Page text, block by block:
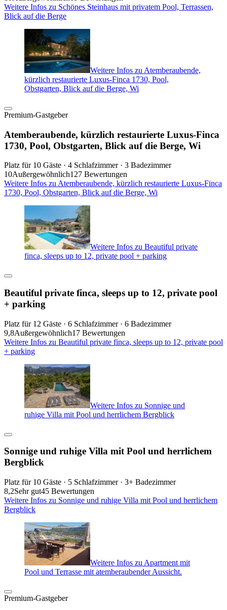
Weitere Infos zu Schönes Steinhaus mit privatem Pool, Terrassen,
Blick auf die Berge
Weitere Infos zu Atemberaubende,
kürzlich restaurierte Luxus-Finca 1730, Pool,
Obstgarten, Blick auf die Berge, Wi
Premium-Gastgeber
Atemberaubende, kürzlich restaurierte Luxus-Finca
1730, Pool, Obstgarten, Blick auf die Berge, Wi
Platz für 10 Gäste · 4 Schlafzimmer · 3 Badezimmer
10Außergewöhnlich127 Bewertungen
Weitere Infos zu Atemberaubende, kürzlich restaurierte Luxus-Finca
1730, Pool, Obstgarten, Blick auf die Berge, Wi
Weitere Infos zu Beautiful private
finca, sleeps up to 12, private pool + parking
Beautiful private finca, sleeps up to 12, private pool
+ parking
Platz für 12 Gäste · 6 Schlafzimmer · 6 Badezimmer
9,8Außergewöhnlich17 Bewertungen
Weitere Infos zu Beautiful private finca, sleeps up to 12, private pool
+ parking
Weitere Infos zu Sonnige und
ruhige Villa mit Pool und herrlichem Bergblick
Sonnige und ruhige Villa mit Pool und herrlichem
Bergblick
Platz für 10 Gäste · 5 Schlafzimmer · 3+ Badezimmer
8,2Sehr gut45 Bewertungen
Weitere Infos zu Sonnige und ruhige Villa mit Pool und herrlichem
Bergblick
Weitere Infos zu Apartment mit
Pool und Terrasse mit atemberaubender Aussicht.
Premium-Gastgeber